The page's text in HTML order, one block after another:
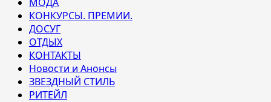
КОНКУРСЫ. ПРЕМИИ.
ДОСУГ
ОТДЫХ
КОНТАКТЫ
Новости и Анонсы
ЗВЕЗДНЫЙ СТИЛЬ
РИТЕЙЛ